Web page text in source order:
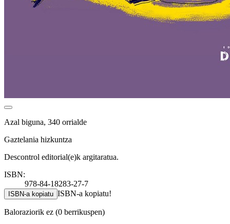
Azal biguna, 340 orrialde
Gaztelania hizkuntza
Descontrol editorial(e)k argitaratua.
ISBN:
978-84-18283-27-7
ISBN-a kopiatu ISBN-a kopiatu!
Baloraziorik ez (0 berrikuspen)